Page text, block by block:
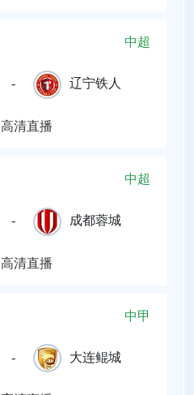
中超
- 辽宁铁人
高清直播
中超
- 成都蓉城
高清直播
中甲
- 大连鲲城